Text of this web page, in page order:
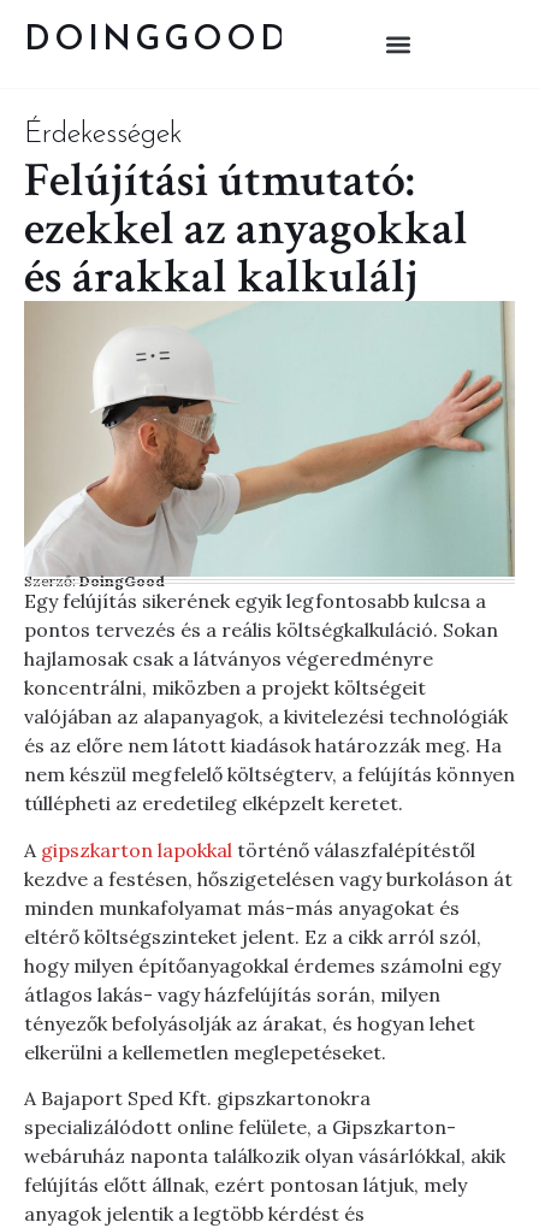
DOINGGOOD
Érdekességek
Felújítási útmutató:
ezekkel az anyagokkal
és árakkal kalkulálj
Szerző:DoingGood
Egy felújítás sikerének egyik legfontosabb kulcsa a
pontos tervezés és a reális költségkalkuláció. Sokan
hajlamosak csak a látványos végeredményre
koncentrálni, miközben a projekt költségeit
valójában az alapanyagok, a kivitelezési technológiák
és az előre nem látott kiadások határozzák meg. Ha
nem készül megfelelő költségterv, a felújítás könnyen
túllépheti az eredetileg elképzelt keretet.
A gipszkarton lapokkal történő válaszfalépítéstől
kezdve a festésen, hőszigetelésen vagy burkoláson át
minden munkafolyamat más-más anyagokat és
eltérő költségszinteket jelent. Ez a cikk arról szól,
hogy milyen építőanyagokkal érdemes számolni egy
átlagos lakás- vagy házfelújítás során, milyen
tényezők befolyásolják az árakat, és hogyan lehet
elkerülni a kellemetlen meglepetéseket.
A Bajaport Sped Kft. gipszkartonokra
specializálódott online felülete, a Gipszkarton-
webáruház naponta találkozik olyan vásárlókkal, akik
felújítás előtt állnak, ezért pontosan látjuk, mely
anyagok jelentik a legtöbb kérdést és